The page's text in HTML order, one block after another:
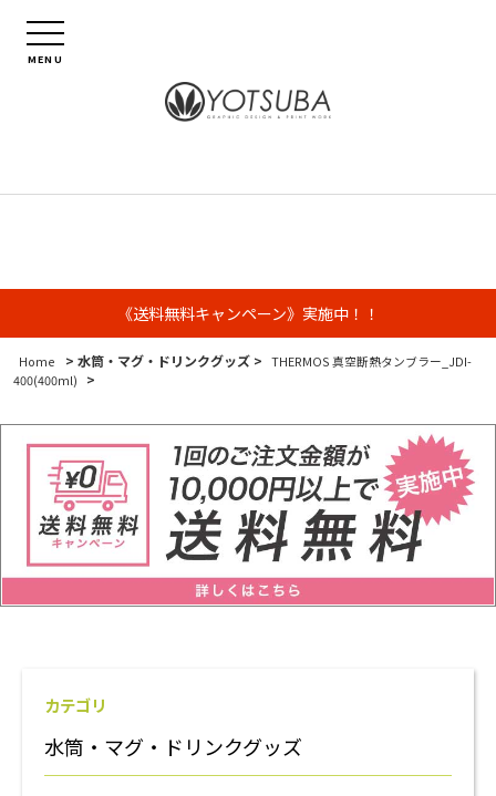
MENU
《送料無料キャンペーン》実施中！！
Home > 水筒・マグ・ドリンクグッズ > THERMOS 真空断熱タンブラー_JDI-
400(400ml)
>
カテゴリ
水筒・マグ・ドリンクグッズ